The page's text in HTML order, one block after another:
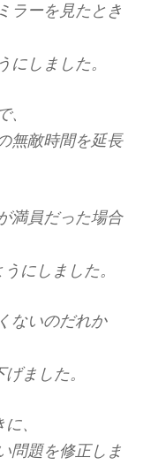
ラーを見たとき
にしました。
、
無敵時間を延長
満員だった場合
にしました。
ないのだれか
ました。
、
問題を修正しま